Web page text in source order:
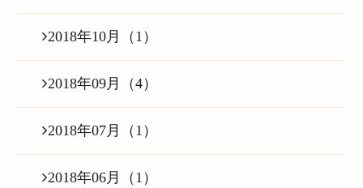
2018年10月（1）
2018年09月（4）
2018年07月（1）
2018年06月（1）